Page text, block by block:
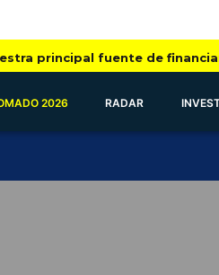
principal fuente de
2026 RADAR